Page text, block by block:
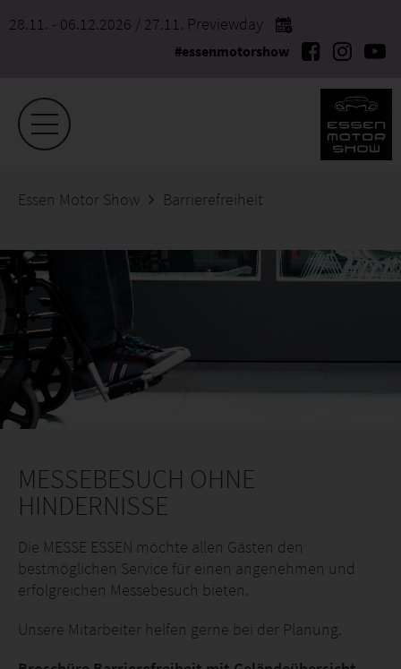
28.11. - 06.12.2026 / 27.11. Previewday
#essenmotorshow
Essen Motor Show Barrierefreiheit
MESSEBESUCH OHNE
HINDERNISSE
Die MESSE ESSEN möchte allen Gästen den
bestmöglichen Service für einen angenehmen und
erfolgreichen Messebesuch bieten.
Unsere Mitarbeiter helfen gerne bei der Planung.